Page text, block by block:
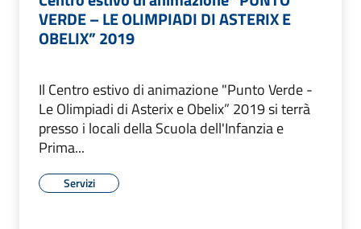
VERDE – LE OLIMPIADI DI ASTERIX E
OBELIX” 2019
Il Centro estivo di animazione "Punto Verde -
Le Olimpiadi di Asterix e Obelix” 2019 si terrà
presso i locali della Scuola dell'Infanzia e
Prima...
Servizi